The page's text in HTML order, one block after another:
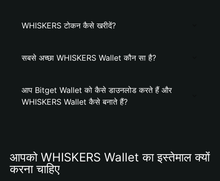
WHISKERS टोकन कैसे खरीदें?
सबसे अच्छा WHISKERS Wallet कौन सा है?
आप Bitget Wallet को कैसे डाउनलोड करते हैं और
WHISKERS Wallet कैसे बनाते हैं?
आपको WHISKERS Wallet का इस्तेमाल क्यों
करना चाहिए